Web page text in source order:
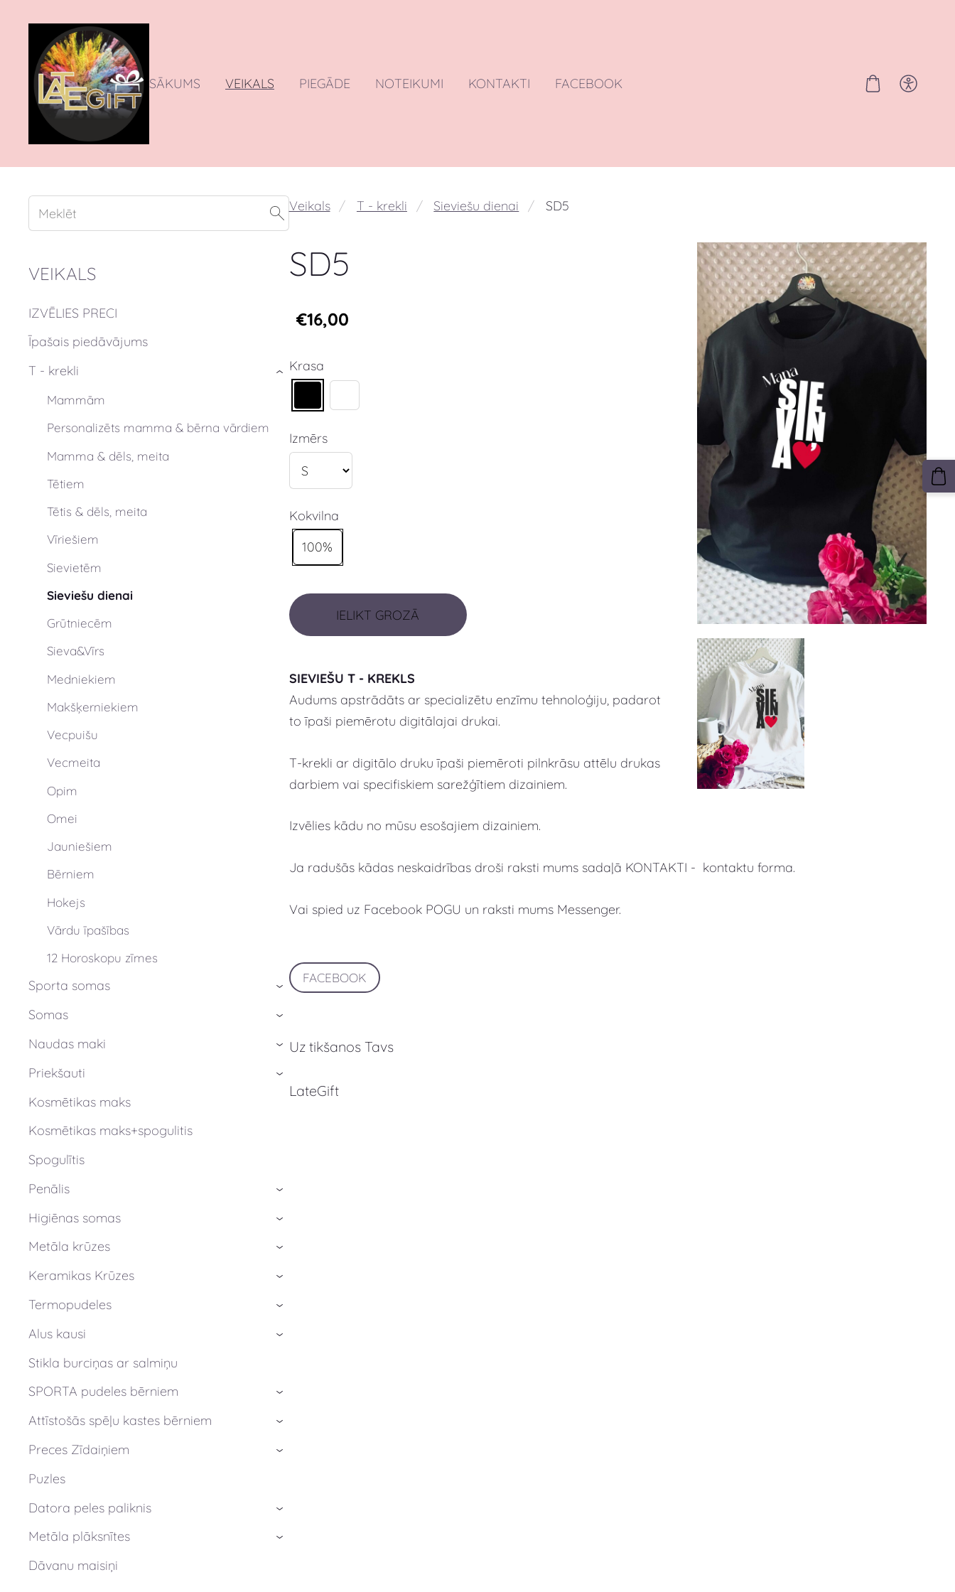
SĀKUMS VEIKALS PIEGĀDE NOTEIKUMI KONTAKTI FACEBOOK
VEIKALS
IZVĒLIES PRECI
Īpašais piedāvājums
T - krekli
Mammām
Personalizēts mamma & bērna vārdiem
Mamma & dēls, meita
Tētiem
Tētis & dēls, meita
Vīriešiem
Sievietēm
Sieviešu dienai
Grūtniecēm
Sieva&Vīrs
Medniekiem
Makšķerniekiem
Vecpuišu
Vecmeita
Opim
Omei
Jauniešiem
Bērniem
Hokejs
Vārdu īpašības
12 Horoskopu zīmes
›
Sporta somas ›
Somas ›
Naudas maki ›
Priekšauti ›
Kosmētikas maks
Kosmētikas maks+spogulitis
Spogulītis
Penālis
›
Higiēnas somas ›
Metāla krūzes ›
Keramikas Krūzes ›
Termopudeles ›
Alus kausi ›
Stikla burciņas ar salmiņu
SPORTA pudeles bērniem
›
Attīstošās spēļu kastes bērniem ›
Preces Zīdaiņiem ›
Puzles
Datora peles paliknis
›
Metāla plāksnītes ›
Dāvanu maisiņi
Veikals T - krekli Sieviešu dienai SD5
SD5
€16,00
Krasa
Izmērs
Kokvilna
100%
IELIKT GROZĀ
SIEVIEŠU T - KREKLS
Audums apstrādāts ar specializētu enzīmu tehnoloģiju, padarot
to īpaši piemērotu digitālajai drukai.
T-krekli ar digitālo druku īpaši piemēroti pilnkrāsu attēlu drukas
darbiem vai specifiskiem sarežģītiem dizainiem.
Izvēlies kādu no mūsu esošajiem dizainiem.
Ja radušās kādas neskaidrības droši raksti mums sadaļā KONTAKTI - kontaktu forma.
Vai spied uz Facebook POGU un raksti mums Messenger.
FACEBOOK
Uz tikšanos Tavs
LateGift